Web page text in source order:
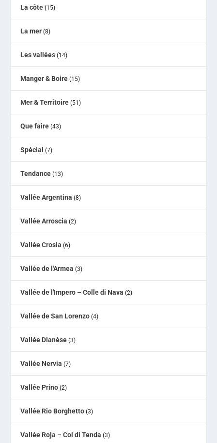
La côte (15)
La mer (8)
Les vallées (14)
Manger & Boire (15)
Mer & Territoire (51)
Que faire (43)
Spécial (7)
Tendance (13)
Vallée Argentina (8)
Vallée Arroscia (2)
Vallée Crosia (6)
Vallée de l'Armea (3)
Vallée de l'Impero – Colle di Nava (2)
Vallée de San Lorenzo (4)
Vallée Dianèse (3)
Vallée Nervia (7)
Vallée Prino (2)
Vallée Rio Borghetto (3)
Vallée Roja – Col di Tenda (3)